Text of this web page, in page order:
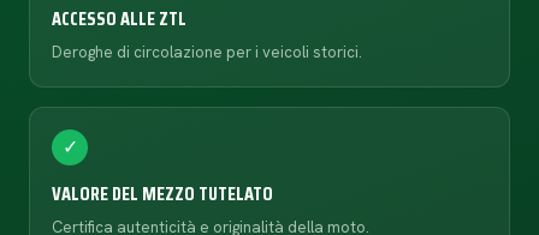
ACCESSO ALLE ZTL
Deroghe di circolazione per i veicoli storici.
✓
VALORE DEL MEZZO TUTELATO
Certifica autenticità e originalità della moto.